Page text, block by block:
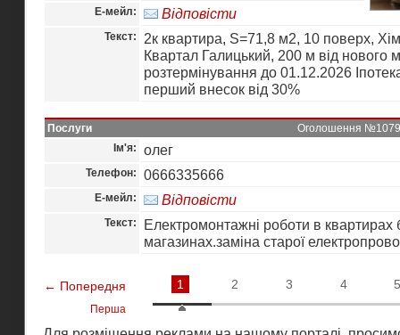
Е-мейл: Відповісти
Текст:
2к квартира, S=71,8 м2, 10 поверх,
Квартал Галицький, 200 м від нового
розтермінування до 01.12.2026
перший внесок від 30%
Послуги
Оголошення
Ім'я:
олег
Телефон: 0666335666
Е-мейл: Відповісти
Текст:
Електромонтажні роботи в квартирах
магазинах.заміна старої
← Попередня 1 2 3 4 5
Перша